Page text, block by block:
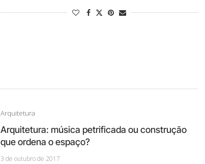
Arquitetura
Arquitetura: música petrificada ou construção
que ordena o espaço?
3 de outubro de 2017